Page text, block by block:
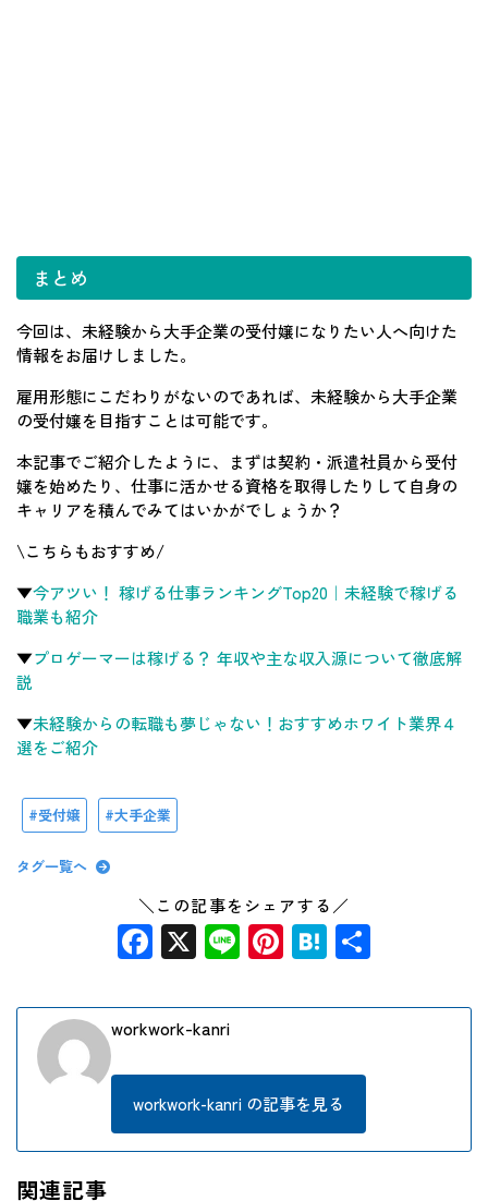
まとめ
今回は、未経験から大手企業の受付嬢になりたい人へ向けた
情報をお届けしました。
雇用形態にこだわりがないのであれば、未経験から大手企業
の受付嬢を目指すことは可能です。
本記事でご紹介したように、まずは契約・派遣社員から受付
嬢を始めたり、仕事に活かせる資格を取得したりして自身の
キャリアを積んでみてはいかがでしょうか？
\こちらもおすすめ/
▼今アツい！ 稼げる仕事ランキングTop20｜未経験で稼げる
職業も紹介
▼プロゲーマーは稼げる？ 年収や主な収入源について徹底解
説
▼未経験からの転職も夢じゃない！おすすめホワイト業界４
選をご紹介
受付嬢 大手企業
タグ一覧へ
＼この記事をシェアする／
Facebook
X LinePinterest
Hatena
workwork-kanri
workwork-kanri の記事を見る
関連記事